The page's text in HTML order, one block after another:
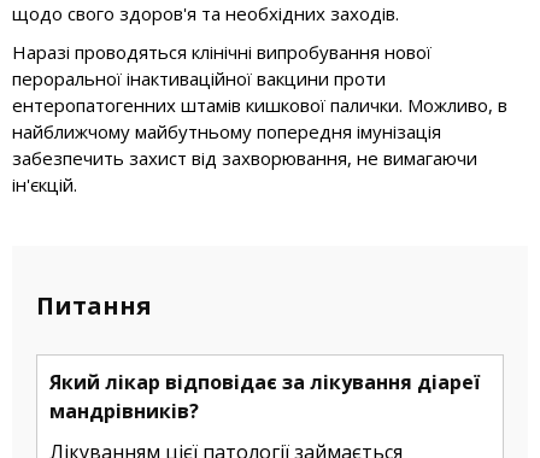
щодо свого здоров'я та необхідних заходів.
Наразі проводяться клінічні випробування нової
пероральної інактиваційної вакцини проти
ентеропатогенних штамів кишкової палички. Можливо, в
найближчому майбутньому попередня імунізація
забезпечить захист від захворювання, не вимагаючи
ін'єкцій.
Питання
Який лікар відповідає за лікування діареї
мандрівників?
Лікуванням цієї патології займається